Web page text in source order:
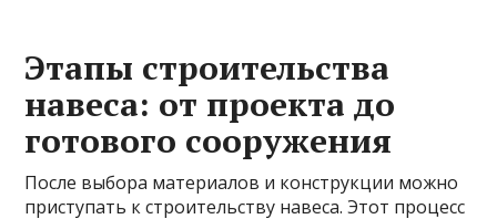
Этапы строительства
навеса: от проекта до
готового сооружения
После выбора материалов и конструкции можно
приступать к строительству навеса. Этот процесс